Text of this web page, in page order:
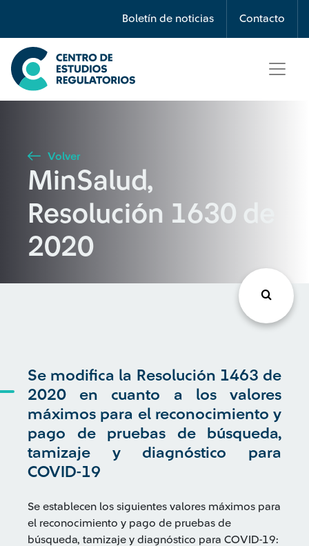
Boletín de noticias Contacto
Búsqueda
Seleccione país
Buscar
Volver
MinSalud,
Resolución 1630 de
2020
Se modifica la Resolución 1463 de
2020 en cuanto a los valores
máximos para el reconocimiento y
pago de pruebas de búsqueda,
tamizaje y diagnóstico para
COVID-19
Se establecen los siguientes valores máximos para
el reconocimiento y pago de pruebas de
búsqueda, tamizaje y diagnóstico para COVID-19: